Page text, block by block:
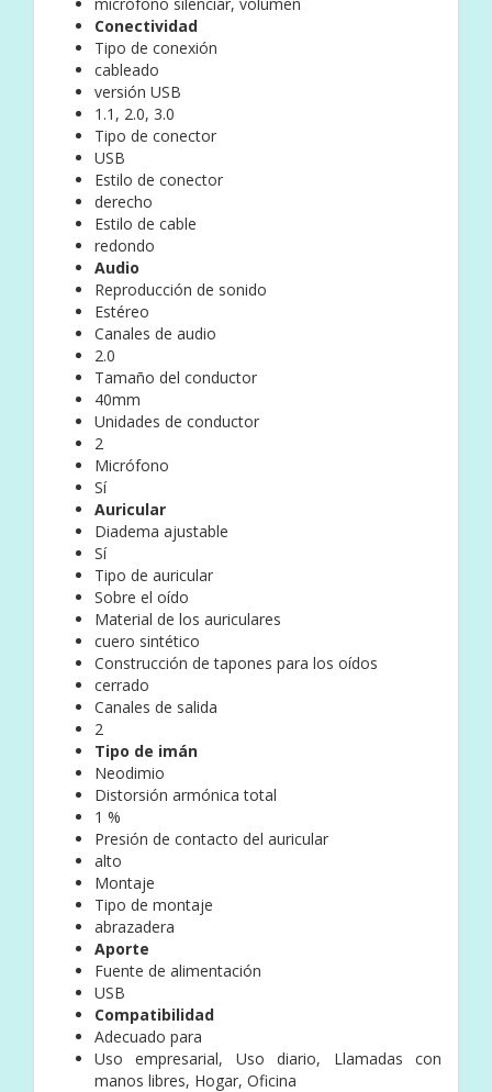
Conectividad
Tipo de conexión
cableado
versión USB
1.1, 2.0, 3.0
Tipo de conector
USB
Estilo de conector
derecho
Estilo de cable
redondo
Audio
Reproducción de sonido
Estéreo
Canales de audio
2.0
Tamaño del conductor
40mm
Unidades de conductor
2
Micrófono
Sí
Auricular
Diadema ajustable
Sí
Tipo de auricular
Sobre el oído
Material de los auriculares
cuero sintético
Construcción de tapones para los oídos
cerrado
Canales de salida
2
Tipo de imán
Neodimio
Distorsión armónica total
1 %
Presión de contacto del auricular
alto
Montaje
Tipo de montaje
abrazadera
Aporte
Fuente de alimentación
USB
Compatibilidad
Adecuado para
Uso empresarial, Uso diario, Llamadas con
manos libres, Hogar, Oficina